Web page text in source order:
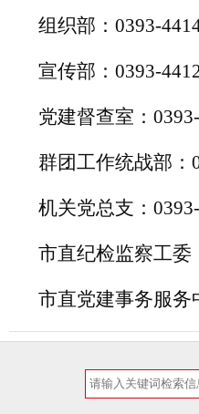
组织部： 0393-
宣传部： 0393-
党建督查室：
群团工作统战部：
机关党总支：
市直纪检监察工委
市直党建事务服务